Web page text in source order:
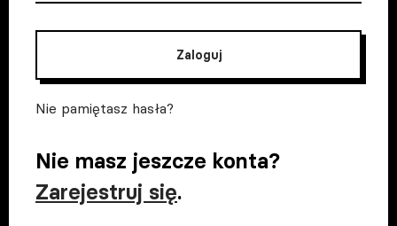
Zaloguj
Nie pamiętasz hasła?
Nie masz jeszcze konta?
Zarejestruj się.